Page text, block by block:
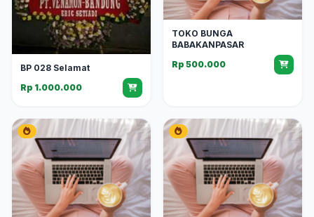
BP 028 Selamat
Rp 1.000.000
TOKO BUNGA
BABAKANPASAR
Rp 500.000